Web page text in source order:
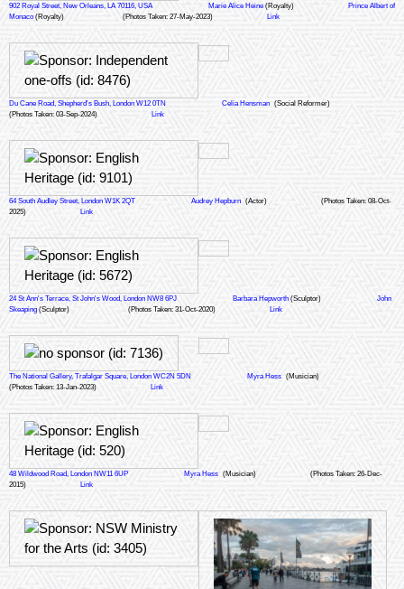
902 Royal Street, New Orleans, LA 70116, USA Marie Alice Heine (Royalty)
Prince Albert of
Monaco (Royalty) (Photos Taken: 27-May-2023) Link
Du Cane Road, Shepherd's Bush, London W12 0TN Celia Hensman (Social Reformer)
(Photos Taken: 03-Sep-2024)
Link
64 South Audley Street, London W1K 2QT Audrey Hepburn (Actor)
(Photos Taken: 08-Oct-
2025)
Link
24 St Ann's Terrace, St John's Wood, London NW8 6PJ Barbara Hepworth (Sculptor)
John
Skeaping (Sculptor) (Photos Taken: 31-Oct-2020) Link
The National Gallery, Trafalgar Square, London WC2N 5DN Myra Hess (Musician)
(Photos Taken: 13-Jan-2023)
Link
48 Wildwood Road, London NW11 6UP Myra Hess (Musician)
(Photos Taken: 26-Dec-
2015)
Link